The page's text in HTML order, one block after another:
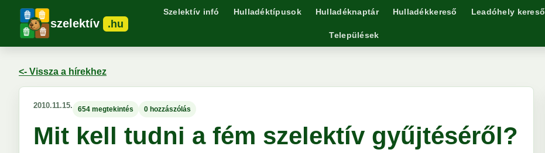
szelektív .hu
Szelektív infó Hulladéktípusok Hulladéknaptár Hulladékkereső Leadóhely kereső
Települések
<- Vissza a hírekhez
2010.11.15. 654 megtekintés 0 hozzászólás
Mit kell tudni a fém szelektív gyűjtéséről?